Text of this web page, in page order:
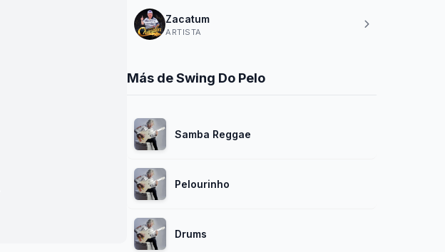
Zacatum
ARTISTA
Más de Swing Do Pelo
Samba Reggae
Pelourinho
Drums